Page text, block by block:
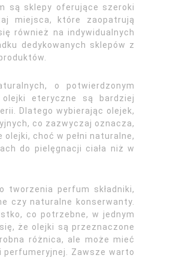
są sklepy oferujące szeroki
miejsca, które zaopatrują
również na indywidualnych
dedykowanych sklepów z
o potwierdzonym
eteryczne są bardziej
Dlatego wybierając olejek,
co zazwyczaj oznacza,
choć w pełni naturalne,
do pielęgnacji ciała niż w
perfum składniki,
czy naturalne konserwanty.
co potrzebne, w jednym
że olejki są przeznaczone
różnica, ale może mieć
Zawsze warto